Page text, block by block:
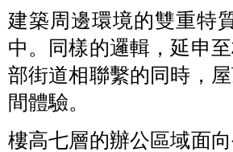
建築周邊環境的雙重特
中。同樣的邏輯，延申
部街道相聯繫的同時，
間體驗。
樓高七層的辦公區域面